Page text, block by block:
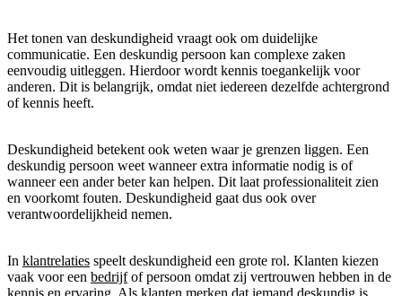
Het tonen van deskundigheid vraagt ook om duidelijke
communicatie. Een deskundig persoon kan complexe zaken
eenvoudig uitleggen. Hierdoor wordt kennis toegankelijk voor
anderen. Dit is belangrijk, omdat niet iedereen dezelfde achtergrond
of kennis heeft.
Deskundigheid betekent ook weten waar je grenzen liggen. Een
deskundig persoon weet wanneer extra informatie nodig is of
wanneer een ander beter kan helpen. Dit laat professionaliteit zien
en voorkomt fouten. Deskundigheid gaat dus ook over
verantwoordelijkheid nemen.
In klantrelaties speelt deskundigheid een grote rol. Klanten kiezen
vaak voor een bedrijfof persoon omdat zij vertrouwen hebben in de
kennis en ervaring. Als klanten merken dat iemand deskundig is,